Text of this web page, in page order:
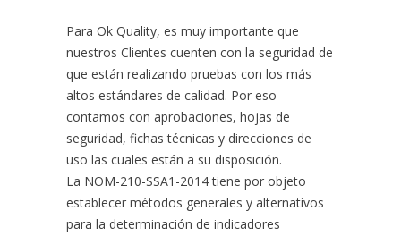
Para Ok Quality, es muy importante que
nuestros Clientes cuenten con la seguridad de
que están realizando pruebas con los más
altos estándares de calidad. Por eso
contamos con aprobaciones, hojas de
seguridad, fichas técnicas y direcciones de
uso las cuales están a su disposición.
La NOM-210-SSA1-2014 tiene por objeto
establecer métodos generales y alternativos
para la determinación de indicadores